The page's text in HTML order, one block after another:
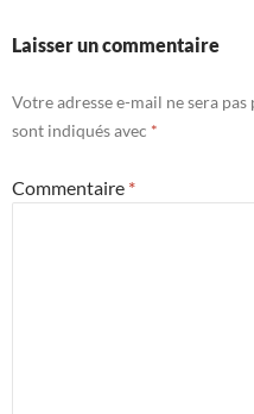
Laisser un commentaire
Votre adresse e-mail ne sera pas
sont indiqués avec *
Commentaire *